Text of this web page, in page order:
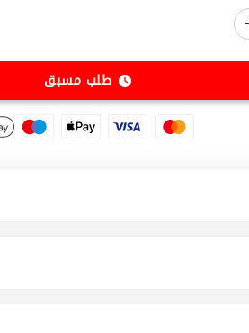
طلب مسبق